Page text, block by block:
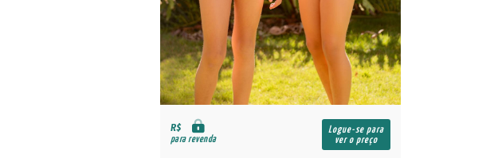
R$
para revenda
Logue-se para
ver o preço